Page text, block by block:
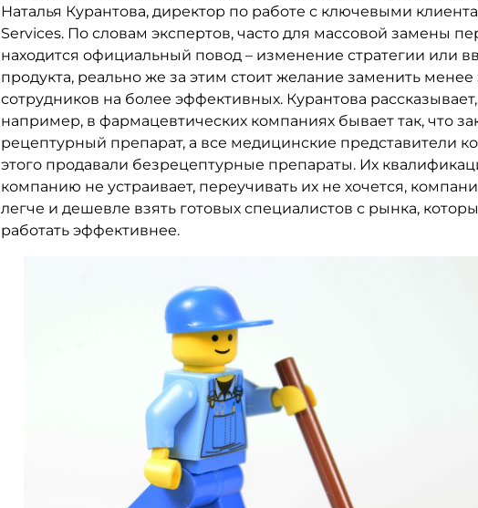
Наталья Курантова, директор по работе с ключевыми
Services. По словам экспертов, часто для массовой замены
находится официальный повод – изменение стратегии или
продукта, реально же за этим стоит желание заменить
сотрудников на более эффективных. Курантова рассказывает,
например, в фармацевтических компаниях бывает так, что
рецептурный препарат, а все медицинские представители
этого продавали безрецептурные препараты. Их
компанию не устраивает, переучивать их не хочется,
легче и дешевле взять готовых специалистов с рынка,
работать эффективнее.